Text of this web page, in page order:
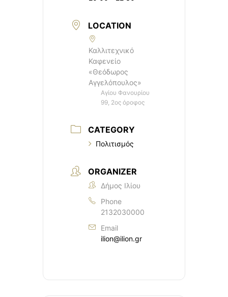
LOCATION
Καλλιτεχνικό
Καφενείο
«Θεόδωρος
Αγγελόπουλος»
Αγίου Φανουρίου
99, 2ος όροφος
CATEGORY
Πολιτισμός
ORGANIZER
Δήμος Ιλίου
Phone
2132030000
Email
ilion@ilion.gr